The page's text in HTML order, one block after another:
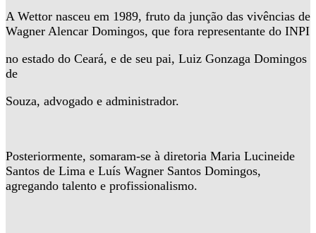
A Wettor nasceu em 1989, fruto da junção das vivências de
Wagner Alencar Domingos, que fora representante do INPI
no estado do Ceará, e de seu pai, Luiz Gonzaga Domingos
de
Souza, advogado e administrador.
Posteriormente, somaram-se à diretoria Maria Lucineide
Santos de Lima e Luís Wagner Santos Domingos,
agregando talento e profissionalismo.